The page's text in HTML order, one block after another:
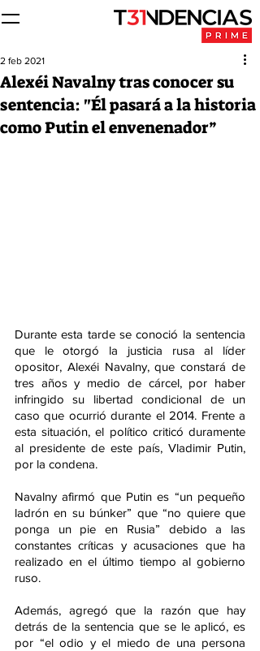
Alexéi Navalny tras conocer su
sentencia: "Él pasará a la historia
como Putin el envenenador”
2 feb 2021
Durante esta tarde se conoció la sentencia
que le otorgó la justicia rusa al líder
opositor, Alexéi Navalny, que constará de
tres años y medio de cárcel, por haber
infringido su libertad condicional de un
caso que ocurrió durante el 2014. Frente a
esta situación, el político criticó duramente
al presidente de este país, Vladimir Putin,
por la condena.
Navalny afirmó que Putin es “un pequeño
ladrón en su búnker” que “no quiere que
ponga un pie en Rusia” debido a las
constantes críticas y acusaciones que ha
realizado en el último tiempo al gobierno
ruso.
Además, agregó que la razón que hay
detrás de la sentencia que se le aplicó, es
por “el odio y el miedo de una persona